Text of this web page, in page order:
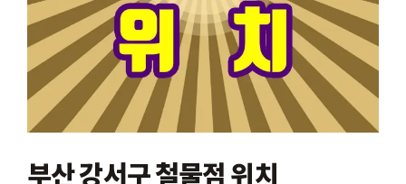
부산 강서구 철물점 위치